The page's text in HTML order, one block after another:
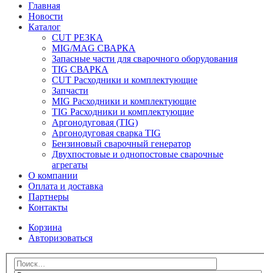
Главная
Новости
Каталог
CUT РЕЗКА
MIG/MAG СВАРКА
Запасные части для сварочного оборудования
TIG СВАРКА
CUT Расходники и комплектующие
Запчасти
MIG Расходники и комплектующие
TIG Расходники и комплектующие
Аргонодуговая (TIG)
Аргонодуговая сварка TIG
Бензиновый сварочный генератор
Двухпостовые и однопостовые сварочные
агрегаты
О компании
Оплата и доставка
Партнеры
Контакты
Корзина
Авторизоваться